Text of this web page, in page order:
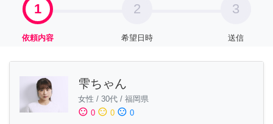
1
依頼内容
2
希望日時
3
送信
雫ちゃん
女性 / 30代 / 福岡県
sentiment_satisfied 0 sentiment_neutral 0 sentiment_dissatisfied 0